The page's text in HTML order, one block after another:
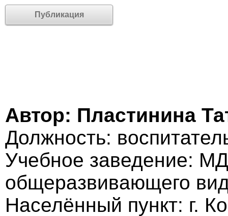
Публикация
Автор: Пластинина
Должность:
Учебное заведение:
общеразвивающего
Населённый пункт: г.